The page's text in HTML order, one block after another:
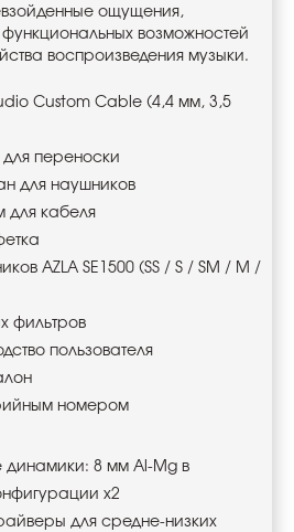
ощущения,
возможностей
воспроизведения музыки.
Custom Cable (4,4 мм, 3,5
переноски
для наушников
для кабеля
AZLA SE1500 (SS / S / SM / M /
фильтров
пользователя
номером
динамики: 8 мм Al-Mg в
x2
для средне-низких